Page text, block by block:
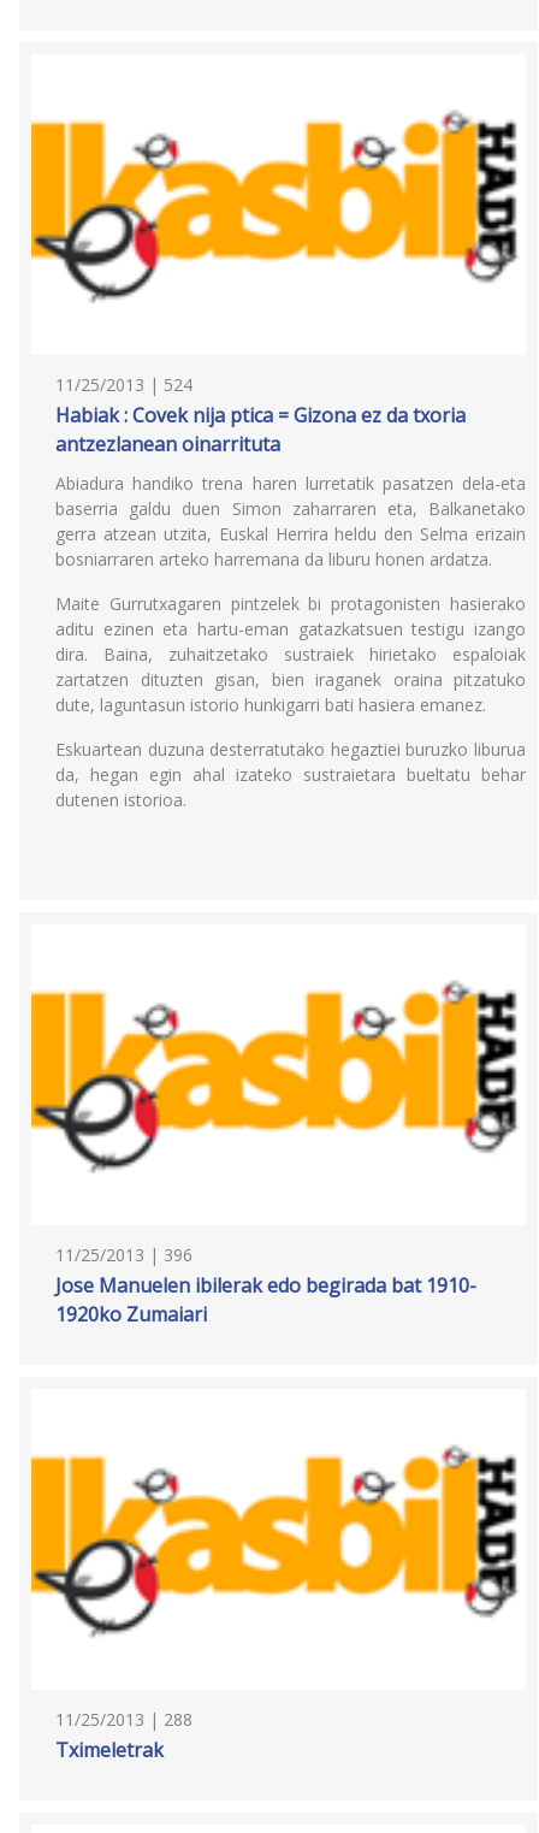
11/25/2013 | 524
Habiak : Covek nija ptica = Gizona ez da txoria
antzezlanean oinarrituta
Abiadura handiko trena haren lurretatik pasatzen dela-eta
baserria galdu duen Simon zaharraren eta, Balkanetako
gerra atzean utzita, Euskal Herrira heldu den Selma erizain
bosniarraren arteko harremana da liburu honen ardatza.
Maite Gurrutxagaren pintzelek bi protagonisten hasierako
aditu ezinen eta hartu-eman gatazkatsuen testigu izango
dira. Baina, zuhaitzetako sustraiek hirietako espaloiak
zartatzen dituzten gisan, bien iraganek oraina pitzatuko
dute, laguntasun istorio hunkigarri bati hasiera emanez.
Eskuartean duzuna desterratutako hegaztiei buruzko liburua
da, hegan egin ahal izateko sustraietara bueltatu behar
dutenen istorioa.
11/25/2013 | 396
Jose Manuelen ibilerak edo begirada bat 1910-
1920ko Zumaiari
11/25/2013 | 288
Tximeletrak